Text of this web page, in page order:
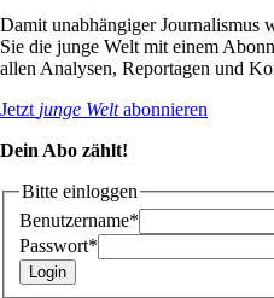
Damit unabhängiger Journalismus
Sie die junge Welt mit einem
allen Analysen, Reportagen und
Jetzt junge Weltabonnieren
Dein Abo zählt!
Bitte einloggen
Benutzername*
Passwort*